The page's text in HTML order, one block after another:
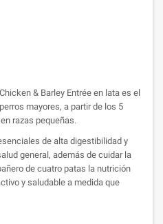
& Barley Entrée en lata es el
mayores, a partir de los 5
razas pequeñas.
de alta digestibilidad y
general, además de cuidar la
de cuatro patas la nutrición
y saludable a medida que